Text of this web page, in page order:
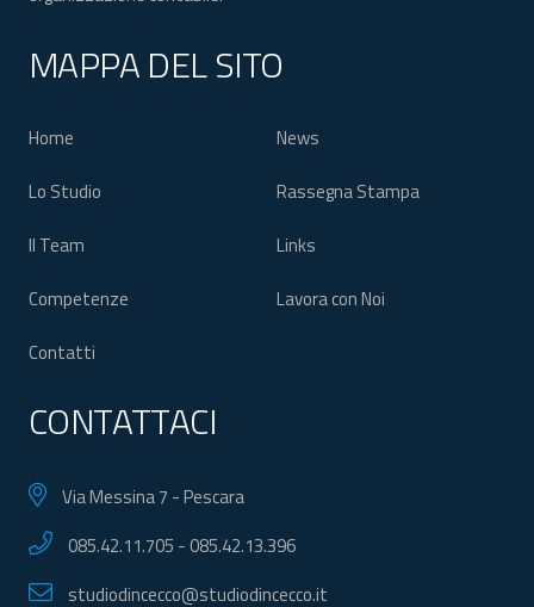
MAPPA DEL SITO
Home
Lo Studio
Il Team
Competenze
Contatti
News
Rassegna Stampa
Links
Lavora con Noi
CONTATTACI
Via Messina 7 - Pescara
085.42.11.705 -085.42.13.396
studiodincecco@studiodincecco.it